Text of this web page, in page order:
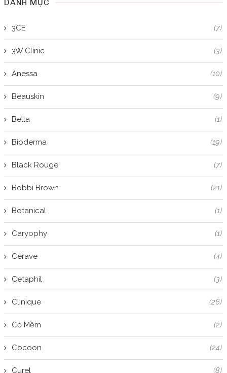
DANH MỤC
3CE (7)
3W Clinic (3)
Anessa (10)
Beauskin (9)
Bella (1)
Bioderma (19)
Black Rouge (7)
Bobbi Brown (21)
Botanical (1)
Caryophy (1)
Cerave (4)
Cetaphil (3)
Clinique (26)
Cỏ Mềm (2)
Cocoon (24)
Curel (8)